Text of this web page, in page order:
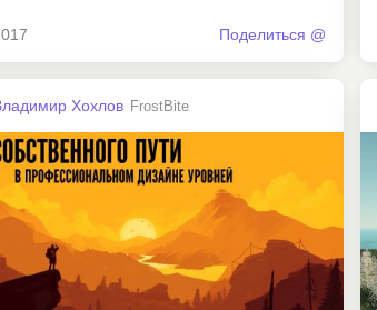
Поделиться @
Хохлов FrostBite